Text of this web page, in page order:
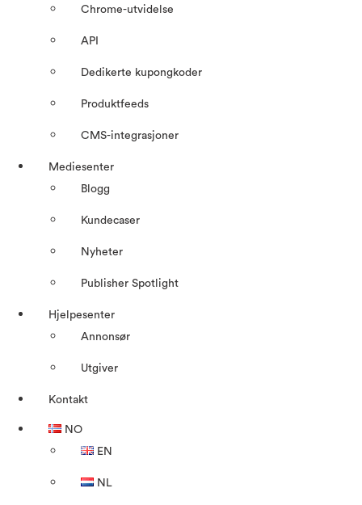
Chrome-utvidelse
API
Dedikerte kupongkoder
Produktfeeds
CMS-integrasjoner
Mediesenter
Blogg
Kundecaser
Nyheter
Publisher Spotlight
Hjelpesenter
Annonsør
Utgiver
Kontakt
NO
EN
NL